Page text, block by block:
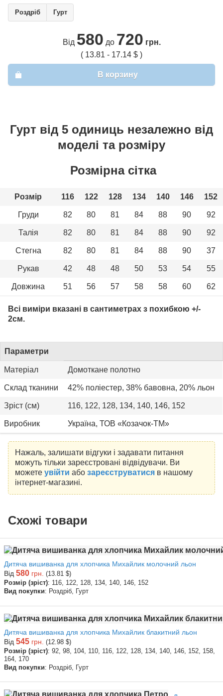
Роздріб Гурт
Від 580 до 720 грн.
( 13.81 - 17.14 $ )
В корзину
Гурт від 5 одиниць незалежно від
моделі та розміру
Розмірна сітка
Розмір 116 122 128 134 140 146 152
Груди 82 80 81 84 88 90 92
Талія 82 80 81 84 88 90 92
Стегна 82 80 81 84 88 90 37
Рукав 42 48 48 50 53 54 55
Довжина 51 56 57 58 58 60 62
Всі виміри вказані в сантиметрах з похибкою +/-
2см.
Параметри
Матеріал Домоткане полотно
Склад тканини 42% поліестер, 38% бавовна, 20% льон
Зріст (см) 116, 122, 128, 134, 140, 146, 152
Виробник Україна, ТОВ «Козачок-ТМ»
Нажаль, залишати відгуки і задавати питання
можуть тільки зареєстровані відвідувачи. Ви
можете увійти або зареєструватисяв нашому
інтернет-магазині.
Схожі товари
Дитяча вишиванка для хлопчика Михайлик молочний льон
Від 580 грн. (13.81 $)
Розмір (зріст): 116, 122, 128, 134, 140, 146, 152
Вид покупки: Роздріб, Гурт
Дитяча вишиванка для хлопчика Михайлик блакитний льон
Від 545 грн. (12.98 $)
Розмір (зріст): 92, 98, 104, 110, 116, 122, 128, 134, 140, 146, 152, 158,
164, 170
Вид покупки: Роздріб, Гурт